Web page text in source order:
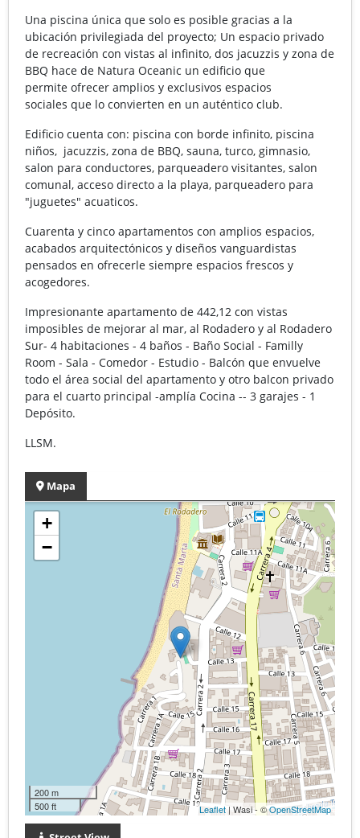
Una piscina única que solo es posible gracias a la
ubicación privilegiada del proyecto; Un espacio privado
de recreación con vistas al infinito, dos jacuzzis y zona de
BBQ hace de Natura Oceanic un edificio que
permite ofrecer amplios y exclusivos espacios
sociales que lo convierten en un auténtico club.
Edificio cuenta con: piscina con borde infinito, piscina
niños, jacuzzis, zona de BBQ, sauna, turco, gimnasio,
salon para conductores, parqueadero visitantes, salon
comunal, acceso directo a la playa, parqueadero para
"juguetes" acuaticos.
Cuarenta y cinco apartamentos con amplios espacios,
acabados arquitectónicos y diseños vanguardistas
pensados en ofrecerle siempre espacios frescos y
acogedores.
Impresionante apartamento de 442,12 con vistas
imposibles de mejorar al mar, al Rodadero y al Rodadero
Sur- 4 habitaciones - 4 baños - Baño Social - Familly
Room - Sala - Comedor - Estudio - Balcón que envuelve
todo el área social del apartamento y otro balcon privado
para el cuarto principal -amplía Cocina -- 3 garajes - 1
Depósito.
LLSM.
Mapa
+
−
200 m
500 ft
Leaflet| Wasi - ©OpenStreetMap